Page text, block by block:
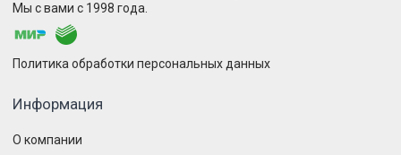
Мы с вами с 1998 года.
Политика обработки персональных данных
Информация
О компании